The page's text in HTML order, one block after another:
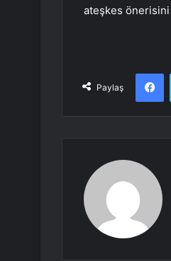
ateşkes önerisini
Paylaş